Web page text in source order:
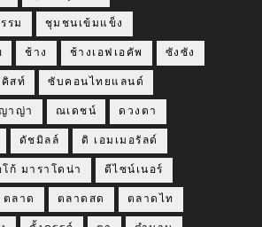
รม ชุมชนเข้มแข็ง
ช้าง ช้างเอฟเอคัพ ซังซัง
สท์ ซับคอนไทยแลนด์
าญ่า ณเดชน์ ดวงตา
ดัชมิลล์ ดิ เอมเมอรัลด์
โก้ มาราโดน่า ดีไซน์เนอร์
ตลาด ตลาดสด ตลาดไท